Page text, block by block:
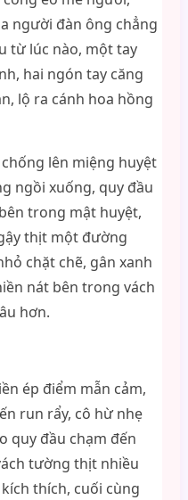
người đàn ông chẳng
từ lúc nào, một tay
hai ngón tay căng
lộ ra cánh hoa hồng
lên miệng huyệt
ngồi xuống, quy đầu
trong mật huyệt,
thịt một đường
chặt chẽ, gân xanh
nát bên trong vách
hơn.
ép điểm mẫn cảm,
run rẩy, cô hừ nhẹ
quy đầu chạm đến
tường thịt nhiều
thích, cuối cùng